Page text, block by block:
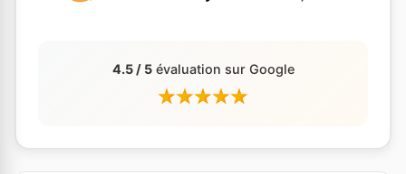
4.5 / 5évaluation sur Google